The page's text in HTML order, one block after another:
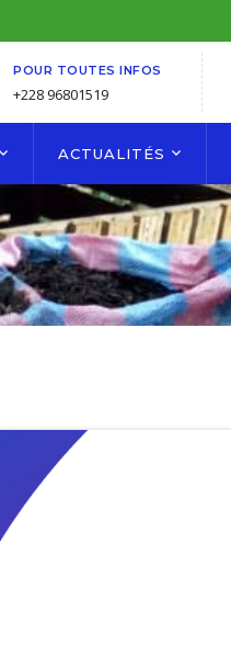
POUR TOUTES INFOS
+228 96801519
ACTUALITÉS